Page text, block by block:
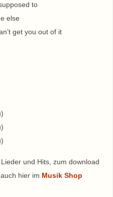
to
else
get you out of it
und Hits, zum download
hier im Musik Shop